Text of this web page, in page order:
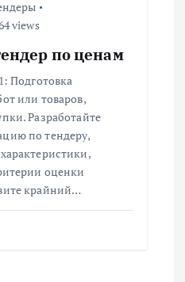
views
по ценам
Подготовка
или товаров,
Разработайте
по тендеру,
оценки
крайний…